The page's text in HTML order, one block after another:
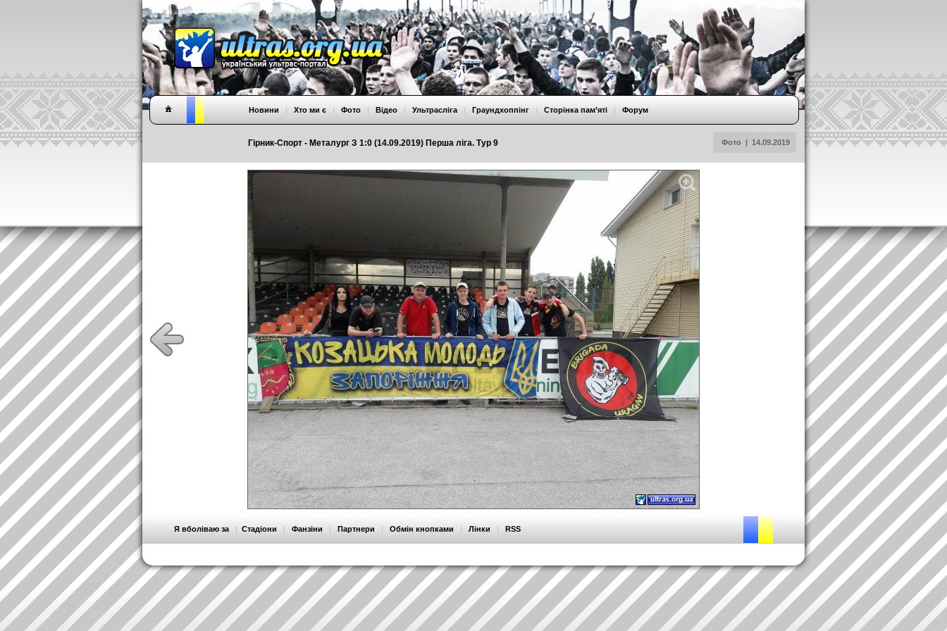
Гірник-Спорт - Металург З 1:0 (14.09.2019) Перша ліга. Тур 9 Фото | 14.09.2019
Новини | Хто ми є | Фото | Відео | Ультрасліга | Граундхоппінг | Сторінка пам’яті | Форум
Я вболіваю за | Стадіони | Фанзіни | Партнери | Обмін кнопками | Лінки | RSS